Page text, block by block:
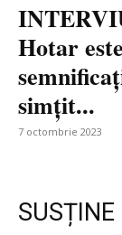
Hotar
simțit...
7 octombrie 2023